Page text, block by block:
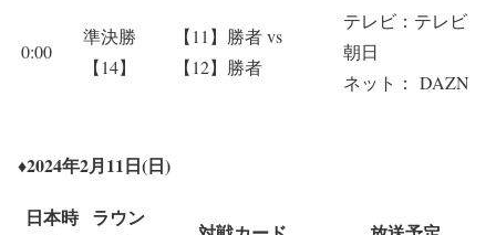
0:00
準決勝
【14】
【11】勝者 vs
【12】勝者
テレビ：テレビ
朝日
ネット： DAZN
♦2024年2月11日(日)
日本時 ラウン